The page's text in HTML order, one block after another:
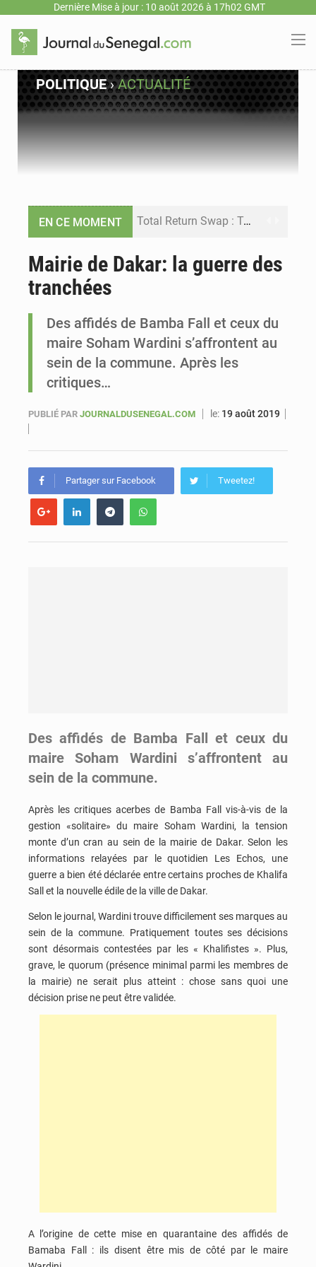
Dernière Mise à jour : 10 août 2026 à 17h02 GMT
POLITIQUE›ACTUALITÉ
EN CE MOMENT Total Return Swap : Takku Wallu Sénégal veut enquêter sur une opération financière de 650 millions d’euros
Sénégal : Bassirou Diomaye Faye veut accélérer l’implantation de Kiiraay dans le pays et la diaspora
Mairie de Dakar: la guerre des
tranchées
Des affidés de Bamba Fall et ceux du
maire Soham Wardini s’affrontent au
sein de la commune. Après les
critiques…
PUBLIÉ PAR JOURNALDUSENEGAL.COM le: 19 août 2019
Partager sur Facebook Tweetez!
Des affidés de Bamba Fall et ceux du
maire Soham Wardini s’affrontent au
sein de la commune.
Après les critiques acerbes de Bamba Fall vis-à-vis de la
gestion «solitaire» du maire Soham Wardini, la tension
monte d’un cran au sein de la mairie de Dakar. Selon les
informations relayées par le quotidien Les Echos, une
guerre a bien été déclarée entre certains proches de Khalifa
Sall et la nouvelle édile de la ville de Dakar.
Selon le journal, Wardini trouve difficilement ses marques au
sein de la commune. Pratiquement toutes ses décisions
sont désormais contestées par les « Khalifistes ». Plus,
grave, le quorum (présence minimal parmi les membres de
la mairie) ne serait plus atteint : chose sans quoi une
décision prise ne peut être validée.
A l’origine de cette mise en quarantaine des affidés de
Bamaba Fall : ils disent être mis de côté par le maire